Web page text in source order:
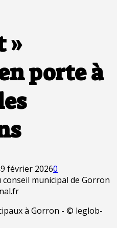
»
porte à
9 février 20260
à Gorron - © leglob-